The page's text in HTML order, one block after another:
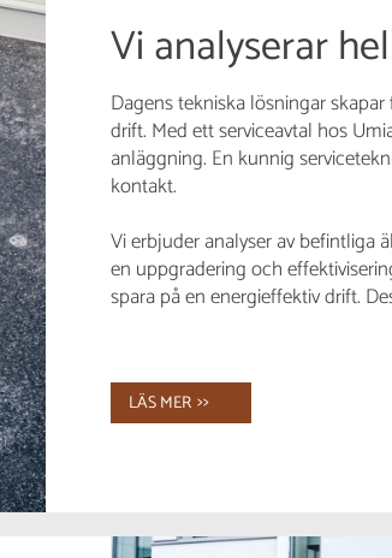
Vi analyserar
Dagens tekniska lösningar
drift. Med ett serviceavtal hos
anläggning. En kunnig
kontakt.
Vi erbjuder analyser av befintliga
en uppgradering och
spara på en energieffektiv drift.
LÄS MER